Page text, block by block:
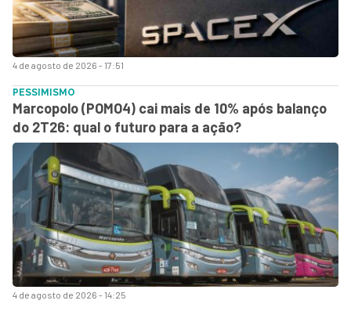
4 de agosto de 2026 - 17:51
4 de agosto de 2026 - 14:25
PESSIMISMO
Marcopolo (POMO4) cai mais de 10% após balanço
do 2T26: qual o futuro para a ação?